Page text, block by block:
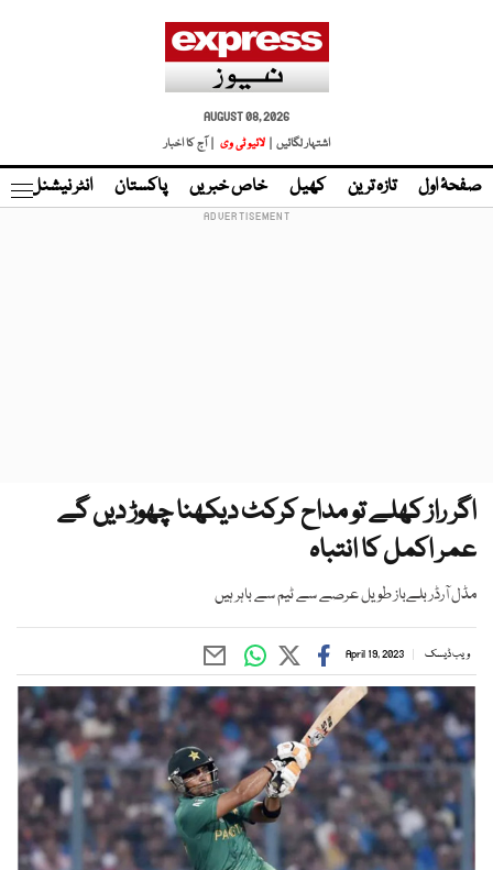
AUGUST 08, 2026
اشتہار لگائیں |
لائیو ٹی وی | آج کا اخبار
صفحۂ اول تازہ ترین کھیل خاص خبریں پاکستان انٹر نیشنل
اگر راز کھلے تو مداح کرکٹ دیکھنا چھوڑ دیں گے
عمر اکمل کا انتباہ
مڈل آرڈر بلےباز طویل عرصے سے ٹیم سے باہر ہیں
ویب ڈیسک April 19, 2023